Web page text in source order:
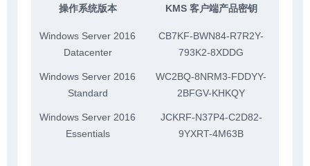
操作系统版本 KMS 客户端产品密钥
Windows Server 2016
Datacenter
CB7KF-BWN84-R7R2Y-
793K2-8XDDG
Windows Server 2016
Standard
WC2BQ-8NRM3-FDDYY-
2BFGV-KHKQY
Windows Server 2016
Essentials
JCKRF-N37P4-C2D82-
9YXRT-4M63B